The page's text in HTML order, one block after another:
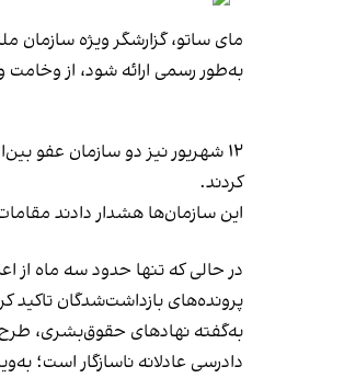
مای ساتو، گزارشگر ویژه سازمان
به‌طور رسمی ارائه شود، از
کردند.
این سازمان‌ها هشدار دادند
پرونده‌های بازداشت‌شدگان تاکید
به‌گفته نهادهای حقوق‌بشری، طرح
دادرسی عادلانه ناسازگار است؛